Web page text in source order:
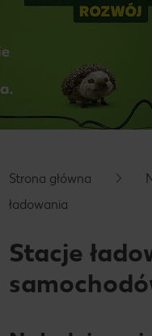
Strona główna
ładowania
Stacje